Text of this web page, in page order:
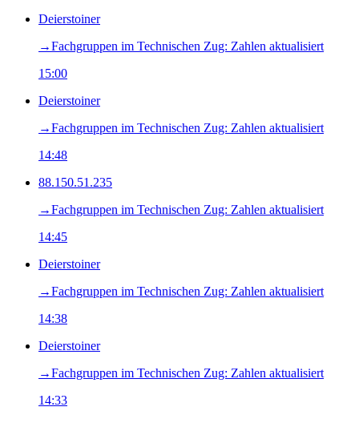
Deierstoiner
→‎Fachgruppen im Technischen Zug: Zahlen aktualisiert
15:00
Deierstoiner
→‎Fachgruppen im Technischen Zug: Zahlen aktualisiert
14:48
88.150.51.235
→‎Fachgruppen im Technischen Zug: Zahlen aktualisiert
14:45
Deierstoiner
→‎Fachgruppen im Technischen Zug: Zahlen aktualisiert
14:38
Deierstoiner
→‎Fachgruppen im Technischen Zug: Zahlen aktualisiert
14:33